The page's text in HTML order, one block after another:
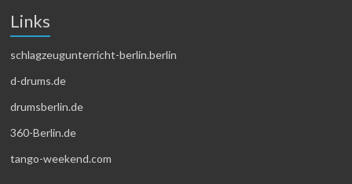
Links
schlagzeugunterricht-berlin.berlin
d-drums.de
drumsberlin.de
360-Berlin.de
tango-weekend.com